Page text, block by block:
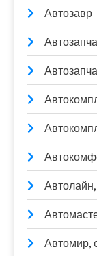
Автозавр
Автомир,